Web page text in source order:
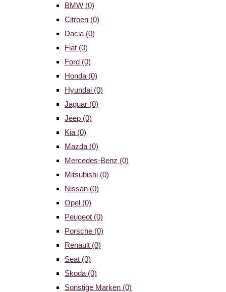
BMW (0)
Citroen (0)
Dacia (0)
Fiat (0)
Ford (0)
Honda (0)
Hyundai (0)
Jaguar (0)
Jeep (0)
Kia (0)
Mazda (0)
Mercedes-Benz (0)
Mitsubishi (0)
Nissan (0)
Opel (0)
Peugeot (0)
Porsche (0)
Renault (0)
Seat (0)
Skoda (0)
Sonstige Marken (0)